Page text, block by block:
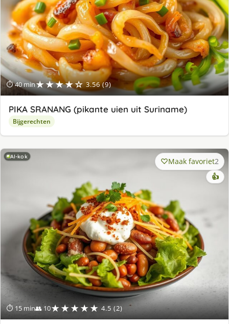
⏱ 40 min★★★★☆ 3.56 (9)
PIKA SRANANG (pikante uien uit Suriname)
Bijgerechten
AI-kok
⏱ 15 min👥 10★★★★★ 4.5 (2)
Maak favoriet2
👍